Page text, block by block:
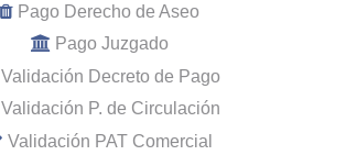
Pago Derecho de Aseo
Pago Juzgado
Validación Decreto de Pago
Validación P. de Circulación
Validación PAT Comercial